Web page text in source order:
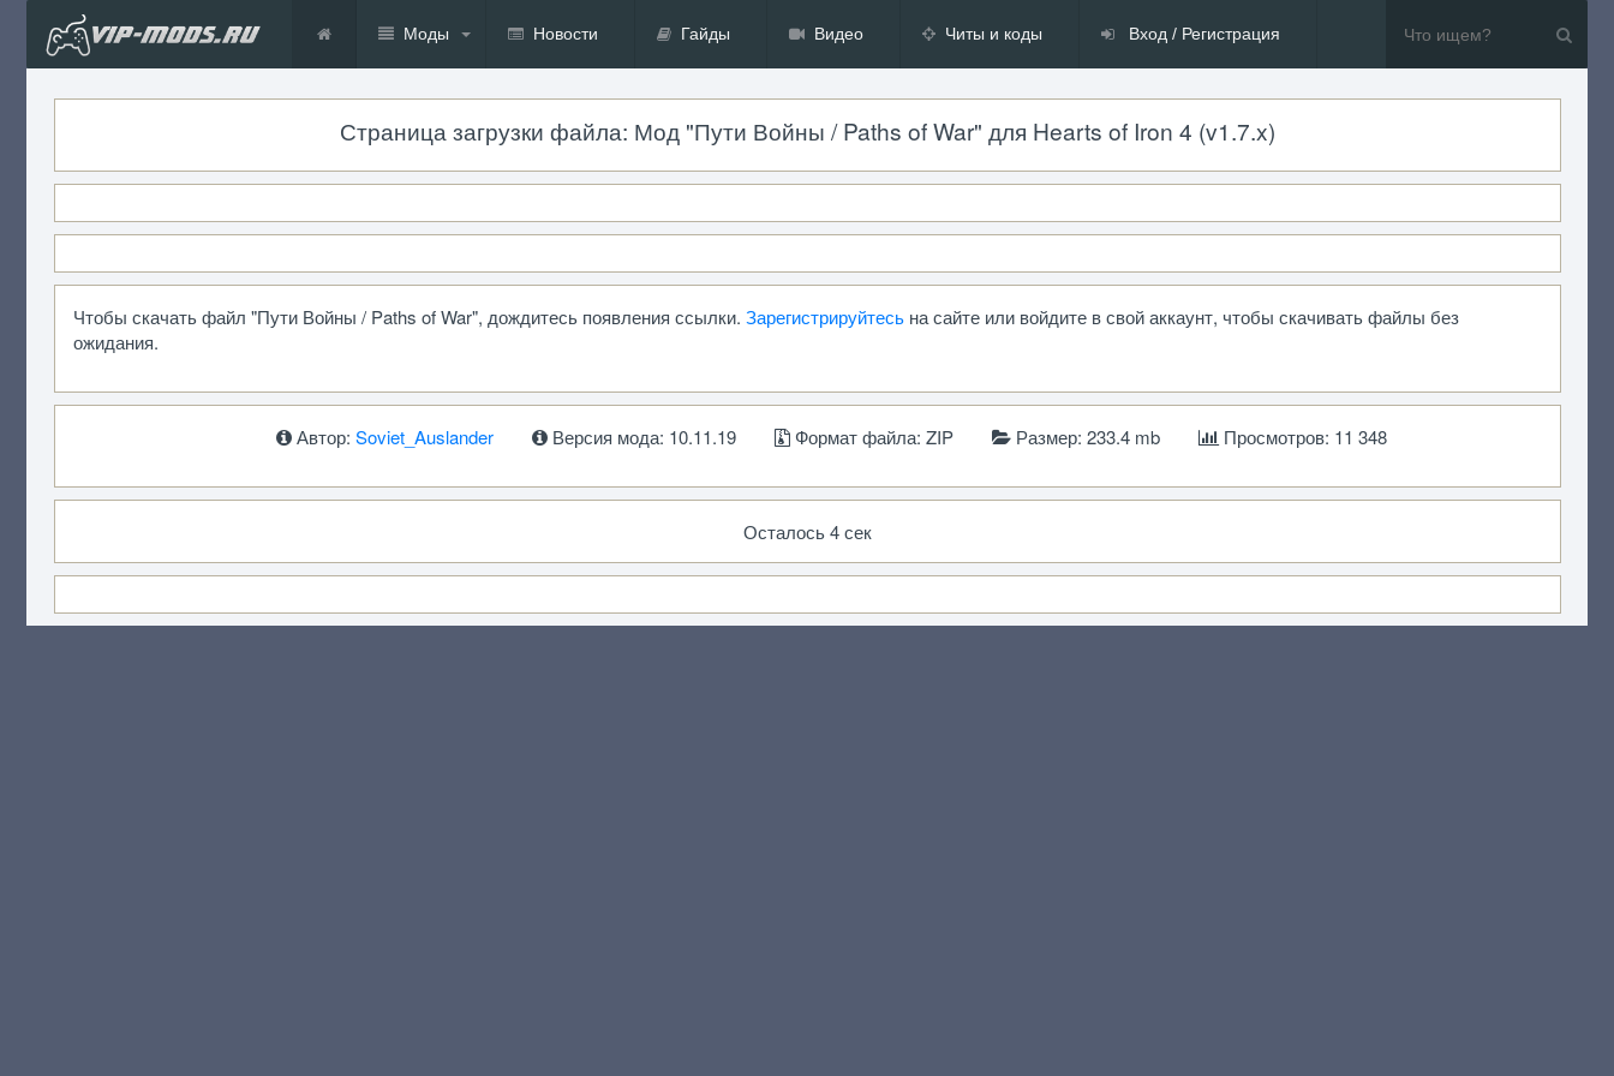
Моды Новости Гайды Видео Читы и коды Вход / Регистрация
Страница загрузки файла: Мод "Пути Войны / Paths of War" для Hearts of Iron 4 (v1.7.x)
Чтобы скачать файл "Пути Войны / Paths of War", дождитесь появления ссылки. Зарегистрируйтесьна сайте или войдите в свой аккаунт, чтобы скачивать файлы без
ожидания.
Автор: Soviet_Auslander Версия мода: 10.11.19 Формат файла: ZIP Размер: 233.4 mb Просмотров: 11 348
Осталось 4 сек